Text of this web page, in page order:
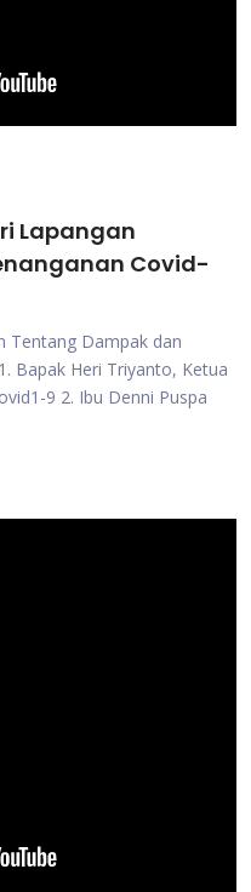
Lapangan
Covid-
Tentang Dampak dan
Bapak Heri Triyanto, Ketua
9 2. Ibu Denni Puspa